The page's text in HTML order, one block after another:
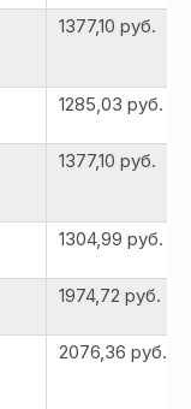
1377,10 руб.
1285,03 руб.
1377,10 руб.
1304,99 руб.
1974,72 руб.
2076,36 руб.